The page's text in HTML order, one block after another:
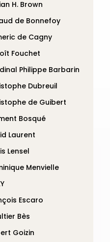
H. Brown
de Bonnefoy
de Cagny
Fouchet
Philippe Barbarin
Dubreuil
de Guibert
Bosqué
Laurent
Lensel
Menvielle
Escaro
Bès
Goizin